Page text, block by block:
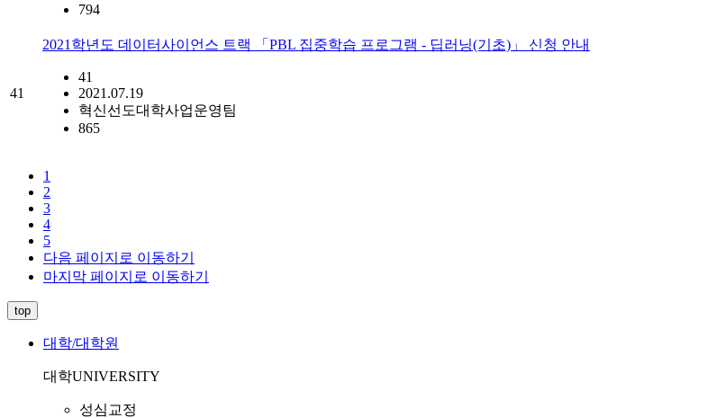
794
41
2021학년도 데이터사이언스 트랙 「PBL 집중학습 프로그램 - 딥러닝(기초)」 신청 안내
41
2021.07.19
혁신선도대학사업운영팀
865
1
2
3
4
5
다음 페이지로 이동하기
마지막 페이지로 이동하기
top
대학/대학원
대학UNIVERSITY
성심교정